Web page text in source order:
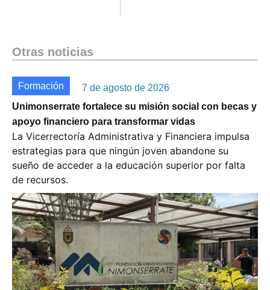
Otras noticias
Formación
7 de agosto de 2026
Unimonserrate fortalece su misión social con becas y
apoyo financiero para transformar vidas
La Vicerrectoría Administrativa y Financiera impulsa
estrategias para que ningún joven abandone su
sueño de acceder a la educación superior por falta
de recursos.